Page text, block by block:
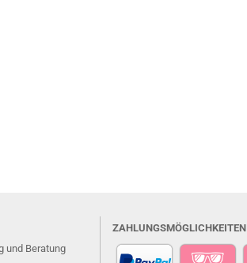
und Beratung
ZAHLUNGSMÖGLICHKEITEN